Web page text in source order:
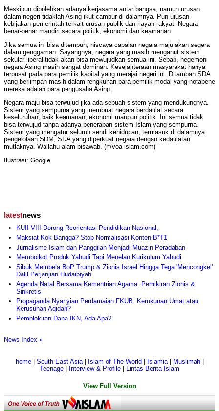
Meskipun dibolehkan adanya kerjasama antar bangsa, namun urusan
dalam negeri tidaklah Asing ikut campur di dalamnya. Pun urusan
kebijakan pemerintah terkait urusan publik dan riayah rakyat. Negara
benar-benar mandiri secara politik, ekonomi dan keamanan.
Jika semua ini bisa ditempuh, niscaya capaian negara maju akan segera
dalam genggaman. Sayangnya, negara yang masih menganut sistem
sekular-liberal tidak akan bisa mewujudkan semua ini. Sebab, hegemoni
negara Asing masih sangat dominan. Kesejahteraan masyarakat hanya
terpusat pada para pemilik kapital yang merajai negeri ini. Ditambah SDA
yang berlimpah masih dalam rengkuhan para pemilik modal yang notabene
mereka adalah para pengusaha Asing.
Negara maju bisa terwujud jika ada sebuah sistem yang mendukungnya.
Sistem yang sempurna yang membuat negara berdaulat secara
keseluruhan, baik keamanan, ekonomi maupun politik. Ini semua tidak
bisa terwujud tanpa adanya penerapan sistem Islam yang sempurna.
Sistem yang mengatur seluruh sendi kehidupan, termasuk di dalamnya
pengelolaan SDM, SDA yang diperkuat negara dengan kedaulatan
mutlaknya. Wallahu alam bisawab. (rf/voa-islam.com)
Ilustrasi: Google
latestnews
KUII VIII Dorong Reorientasi Pendidikan Nasional,
Maksiat Kok Bangga? Stop Normalisasi Konten B*T1
Jurnalisme Islam dan Panggilan Menjadi Muazin Peradaban
Memboikot Produk Yahudi Tapi Menelan Kurikulum Yahudi
Sibuk Membela BoP Trump & Zionis Israel Hingga Tega 'Mencongkel'
Dalil Perjanjian Hudaibiyah
Agenda Natal Bersama Kementrian Agama: Pemikiran Zionis &
Sinkretis
Propaganda Nyanyian Perdamaian FKUB: Kerukunan Umat atau
Kerusuhan Aqidah?
Pemblokiran Dana IKN, Ada Apa?
News Index »
home| South East Asia| Islam of The World Islamia| Muslimah|
Teenage
Interview & Profile Lintas Berita Islam
View Full Version